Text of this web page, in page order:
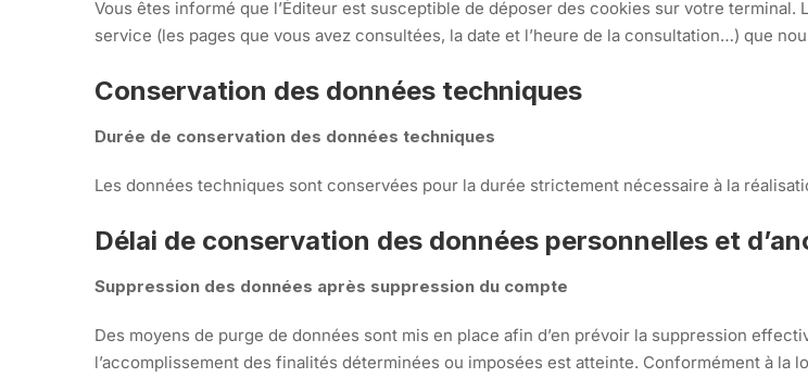
Vous êtes informé que l’Éditeur est susceptible de déposer des cookies sur votre
service (les pages que vous avez consultées, la date et l’heure de la consultation…) que
Conservation des données techniques
Durée de conservation des données techniques
Les données techniques sont conservées pour la durée strictement nécessaire à la
Délai de conservation des données personnelles et
Suppression des données après suppression du compte
Des moyens de purge de données sont mis en place afin d’en prévoir la suppression
l’accomplissement des finalités déterminées ou imposées est atteinte. Conformément à la